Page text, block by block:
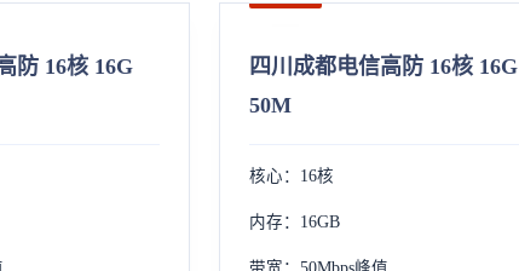
防 16核 16G
四川成都电信高防 16核 16G
50M
核心：16核
内存：16GB